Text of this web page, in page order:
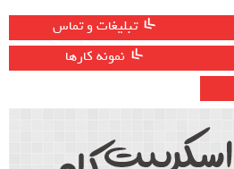
تبلیغات و تماس
نمونه کارها